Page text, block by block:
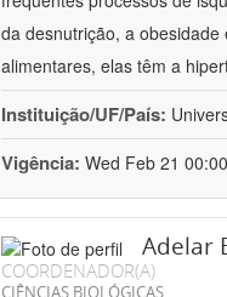
da desnutrição, a
alimentares, elas têm a
Instituição/UF/País:
Vigência: Wed Feb 21
Adelar
COORDENADOR(A)
CIÊNCIAS BIOLÓGICAS